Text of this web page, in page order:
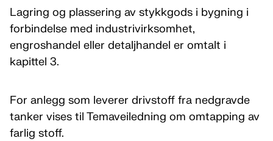
Lagring og plassering av stykkgods i bygning i
forbindelse med industrivirksomhet,
engroshandel eller detaljhandel er omtalt i
kapittel 3.
For anlegg som leverer drivstoff fra nedgravde
tanker vises til Temaveiledning om omtapping av
farlig stoff.